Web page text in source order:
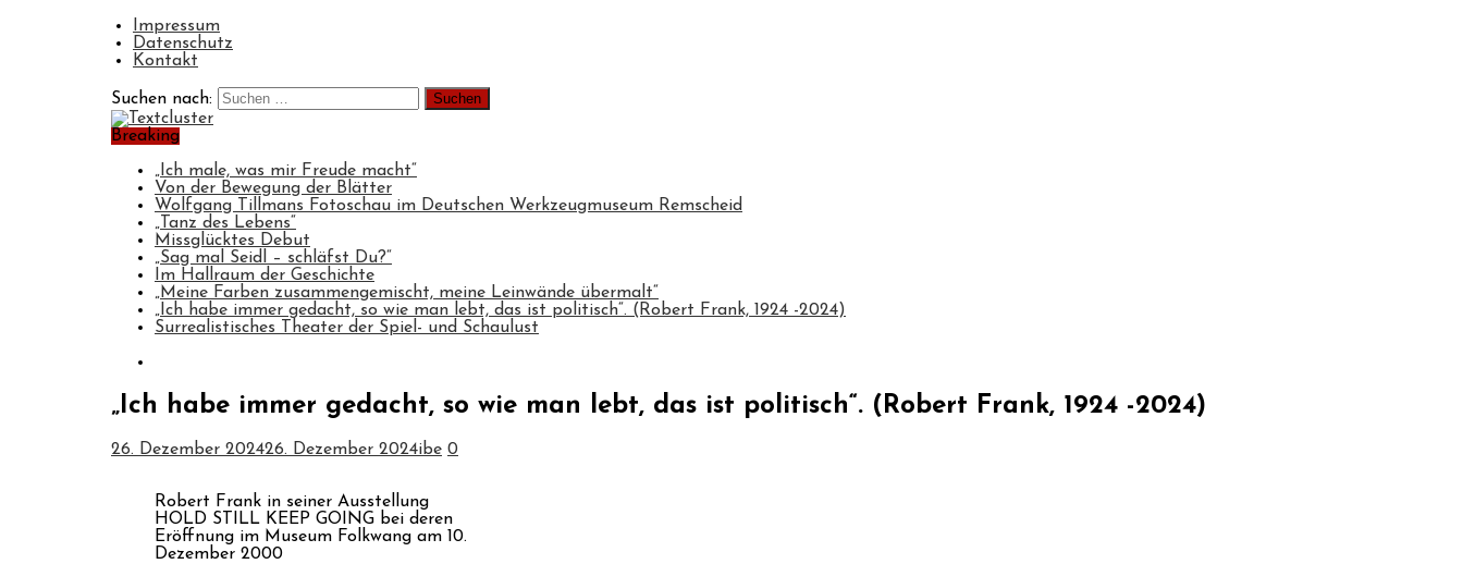
Impressum
Datenschutz
Kontakt
Suchen nach:
Breaking
„Ich male, was mir Freude macht“
Von der Bewegung der Blätter
Wolfgang Tillmans Fotoschau im Deutschen Werkzeugmuseum Remscheid
„Tanz des Lebens“
Missglücktes Debut
„Sag mal Seidl – schläfst Du?“
Im Hallraum der Geschichte
„Meine Farben zusammengemischt, meine Leinwände übermalt“
„Ich habe immer gedacht, so wie man lebt, das ist politisch“. (Robert Frank, 1924 -2024)
Surrealistisches Theater der Spiel- und Schaulust
„Ich habe immer gedacht, so wie man lebt, das ist politisch“. (Robert Frank, 1924 -2024)
26. Dezember 202426. Dezember 2024ibe 0
Robert Frank in seiner Ausstellung
HOLD STILL KEEP GOING bei deren
Eröffnung im Museum Folkwang am 10.
Dezember 2000